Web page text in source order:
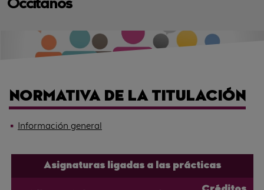
Occitanos
NORMATIVA DE LA TITULACIÓN
Información general
Asignaturas ligadas a las prácticas